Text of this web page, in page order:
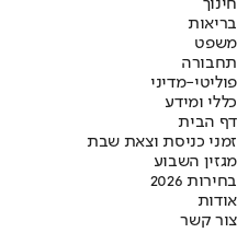
חינוך
בריאות
משפט
תחבורה
פוליטי-מדיני
כללי ומידע
דף הבית
זמני כניסת וצאת שבת
מגזין השבוע
בחירות 2026
אודות
צור קשר